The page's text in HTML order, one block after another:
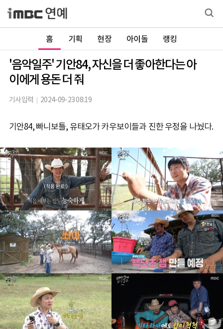
홈 기획 현장 아이돌 랭킹
'음악일주' 기안84, 자신을 더 좋아한다는 아
이에게 용돈 더 줘
기사입력 2024-09-23 08:19
기안84, 빠니보틀, 유태오가 카우보이들과 진한 우정을 나눴다.